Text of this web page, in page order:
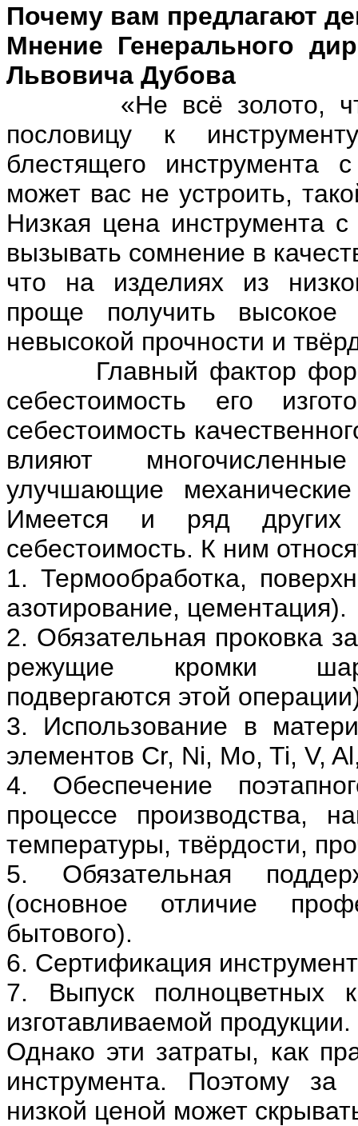
Почему вам предлагают
Мнение Генерального
Львовича Дубова
«Не всё золото, что
пословицу к
блестящего инструмента
может вас не устроить,
Низкая цена инструмента
вызывать сомнение в
что на изделиях из
проще получить высокое
невысокой прочности и
Главный фактор
себестоимость его
себестоимость
влияют
улучшающие
Имеется и ряд других
себестоимость. К ним
1. Термообработка,
азотирование, цементация).
2. Обязательная проковка
режущие кромки
подвергаются этой
3. Использование в
элементов Cr, Ni, Mo, Ti, V,
4. Обеспечение
процессе производства,
температуры, твёрдости,
5. Обязательная
(основное отличие
бытового).
6. Сертификация
7. Выпуск полноцветных
изготавливаемой продукции.
Однако эти затраты, как
инструмента. Поэтому
низкой ценой может